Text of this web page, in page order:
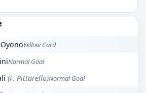
Yellow Card
Normal Goal
(F. Pittarello)Normal Goal